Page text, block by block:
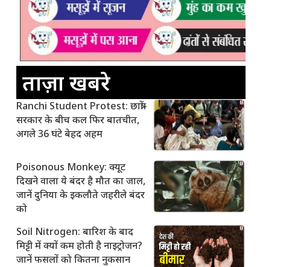
ताज़ा खबरे
Ranchi Student Protest: छात्रों-
सरकार के बीच कल फिर बातचीत,
अगले 36 घंटे बेहद अहम
Poisonous Monkey: क्यूट
दिखने वाला ये बंदर है मौत का जाल,
जानें दुनिया के इकलौते जहरीले बंदर
को
Soil Nitrogen: बारिश के बाद
मिट्टी में क्यों कम होती है नाइट्रोजन?
जानें फसलों को कितना नुकसान